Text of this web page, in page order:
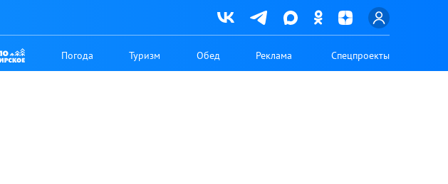
Погода Туризм Обед Реклама Спецпроекты